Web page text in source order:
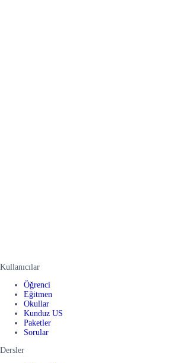
Kullanıcılar
Öğrenci
Eğitmen
Okullar
Kunduz US
Paketler
Sorular
Dersler